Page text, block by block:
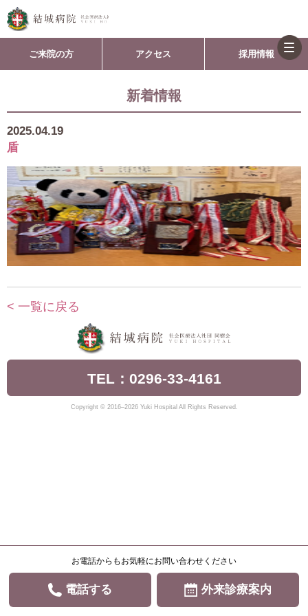
ご来院の方 アクセス 採用情報
新着情報
2025.04.19
盾
< 一覧に戻る
TEL：0296-33-4161
Copyright © 2016–2026 Yuki Hospital All Rights Reserved.
お電話からもお気軽にお問い合わせください
電話する 外来診療案内